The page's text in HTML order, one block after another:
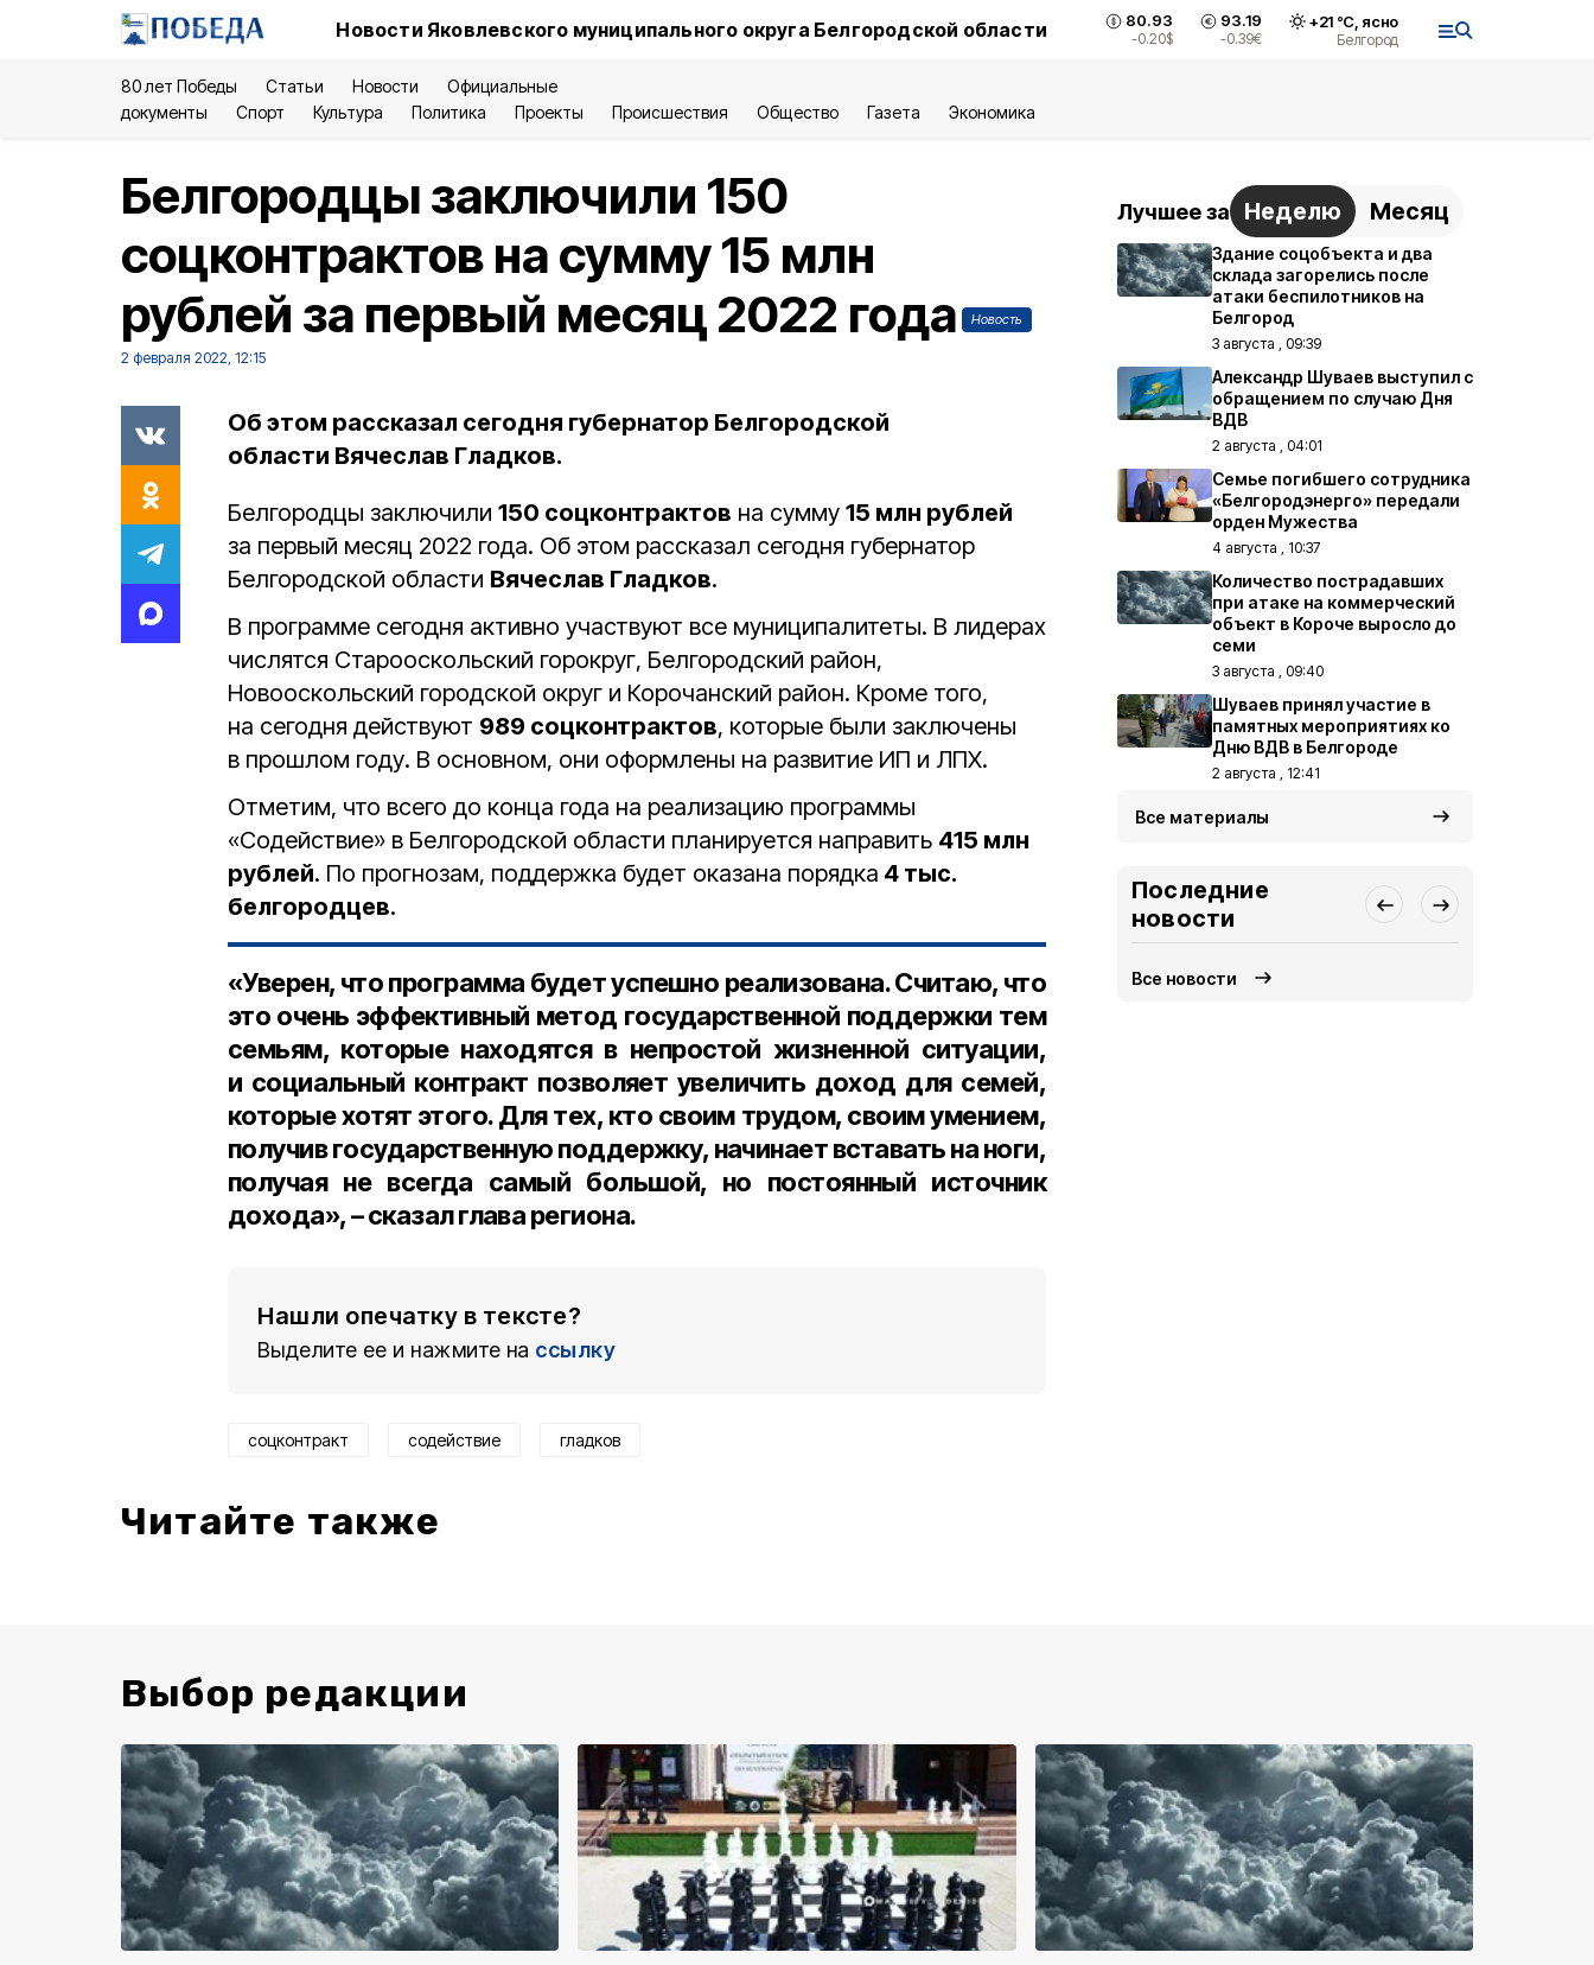
Новости Яковлевского муниципального округа Белгородской области 80.93
-0.20$
93.19
-0.39€
+21°С, ясно
Белгород
80 лет Победы Статьи Новости
Официальные
документы
Спорт Культура Политика Проекты Происшествия Общество Газета Экономика
Белгородцы заключили 150
соцконтрактов на сумму 15 млн
рублей за первый месяц 2022 года
Новость
2 февраля 2022, 12:15
Об этом рассказал сегодня губернатор Белгородской
области Вячеслав Гладков.
Белгородцы заключили 150 соцконтрактов на сумму 15 млн рублей
за первый месяц 2022 года. Об этом рассказал сегодня губернатор
Белгородской области Вячеслав Гладков.
В программе сегодня активно участвуют все муниципалитеты. В лидерах
числятся Старооскольский горокруг, Белгородский район,
Новооскольский городской округ и Корочанский район. Кроме того,
на сегодня действуют 989 соцконтрактов, которые были заключены
в прошлом году. В основном, они оформлены на развитие ИП и ЛПХ.
Отметим, что всего до конца года на реализацию программы
«Содействие» в Белгородской области планируется направить 415 млн
рублей. По прогнозам, поддержка будет оказана порядка 4 тыс.
белгородцев.
«Уверен, что программа будет успешно реализована. Считаю, что
это очень эффективный метод государственной поддержки тем
семьям, которые находятся в непростой жизненной ситуации,
и социальный контракт позволяет увеличить доход для семей,
которые хотят этого. Для тех, кто своим трудом, своим умением,
получив государственную поддержку, начинает вставать на ноги,
получая не всегда самый большой, но постоянный источник
дохода», – сказал глава региона.
Нашли опечатку в тексте?
Выделите ее и нажмите на ссылку
соцконтракт содействие гладков
Читайте также
Лучшее за Неделю Месяц
Здание соцобъекта и два
склада загорелись после
атаки беспилотников на
Белгород
3 августа , 09:39
Александр Шуваев выступил с
обращением по случаю Дня
ВДВ
2 августа , 04:01
Семье погибшего сотрудника
«Белгородэнерго» передали
орден Мужества
4 августа , 10:37
Количество пострадавших
при атаке на коммерческий
объект в Короче выросло до
семи
3 августа , 09:40
Шуваев принял участие в
памятных мероприятиях ко
Дню ВДВ в Белгороде
2 августа , 12:41
Все материалы
Последние
новости
Все новости
Выбор редакции